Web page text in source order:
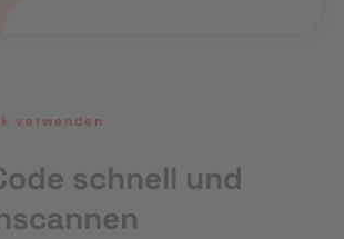
verwenden
schnell und